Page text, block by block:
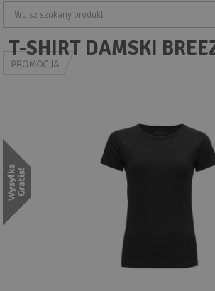
T-SHIRT DAMSKI